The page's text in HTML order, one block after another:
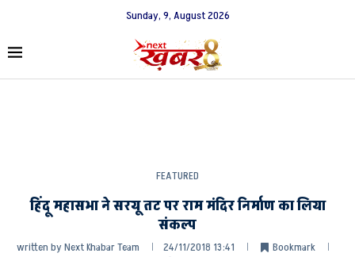
Sunday, 9, August 2026
FEATURED
हिंदू महासभा ने सरयू तट पर राम मंदिर निर्माण का लिया
संकल्प
written byNext Khabar Team 24/11/2018 13:41
Bookmark